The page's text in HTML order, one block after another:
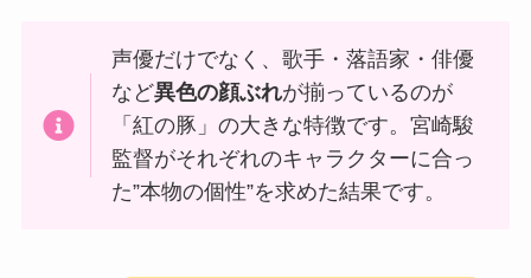
声優だけでなく、歌手・落語家・俳優
など異色の顔ぶれが揃っているのが
「紅の豚」の大きな特徴です。宮崎駿
監督がそれぞれのキャラクターに合っ
た”本物の個性”を求めた結果です。